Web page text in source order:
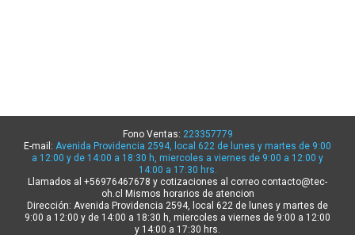
Fono Ventas: 223357779
E-mail: Avenida Providencia 2594, local 622 de lunes y martes de 9:00
a 12:00 y de 14:00 a 18:30 h, miercoles a viernes de 9:00 a 12:00 y
14:00 a 17:30 hrs.
Llamados al +56976467678 y cotizaciones al correo contacto@tec-
oh.cl Mismos horarios de atencion
Dirección: Avenida Providencia 2594, local 622 de lunes y martes de
9:00 a 12:00 y de 14:00 a 18:30 h, miercoles a viernes de 9:00 a 12:00
y 14:00 a 17:30 hrs.